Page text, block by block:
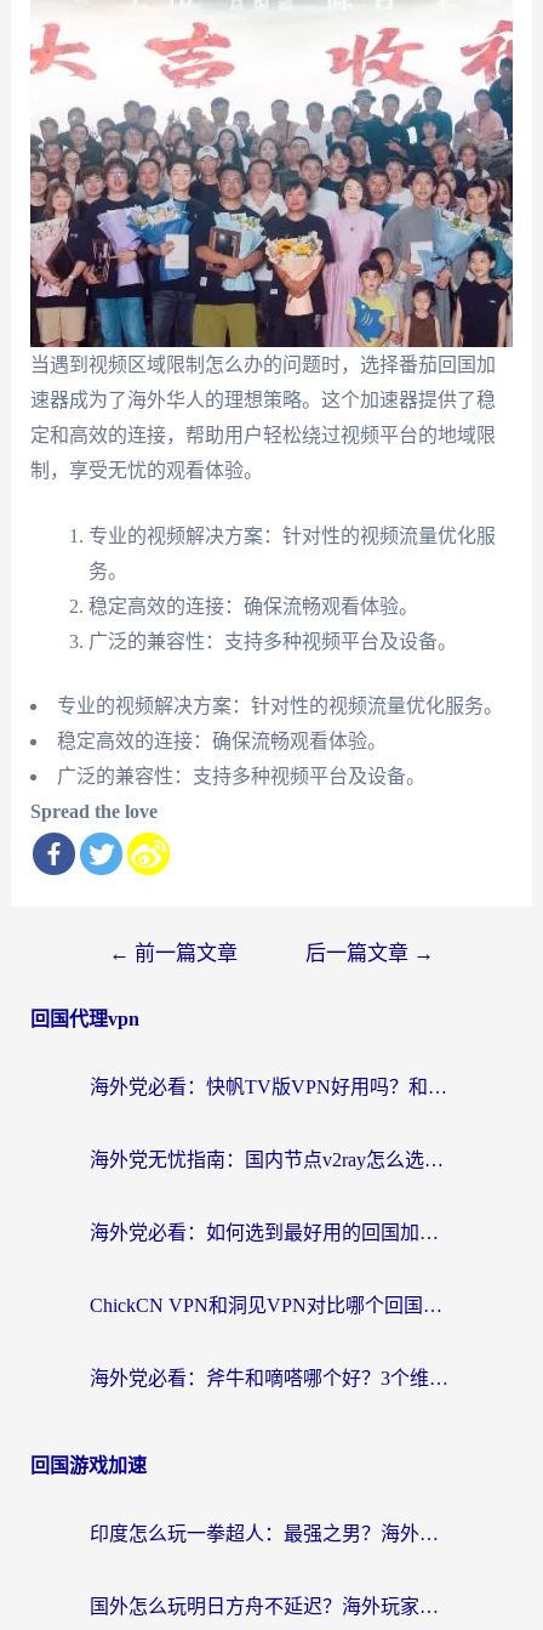
当遇到视频区域限制怎么办的问题时，选择番茄回国加
速器成为了海外华人的理想策略。这个加速器提供了稳
定和高效的连接，帮助用户轻松绕过视频平台的地域限
制，享受无忧的观看体验。
专业的视频解决方案：针对性的视频流量优化服
务。
稳定高效的连接：确保流畅观看体验。
广泛的兼容性：支持多种视频平台及设备。
专业的视频解决方案：针对性的视频流量优化服务。
稳定高效的连接：确保流畅观看体验。
广泛的兼容性：支持多种视频平台及设备。
Spread the love
导
← 前一篇文章 后一篇文章 →
回国代理vpn
海外党必看：快帆TV版VPN好用吗？和快游VPN对比哪个回国效果更好？附实用避坑指南
海外党无忧指南：国内节点v2ray怎么选？一键回国VPN+多场景实测帮你避坑
海外党必看：如何选到最好用的回国加速器？从节点到售后的全维度指南
ChickCN VPN和洞见VPN对比哪个回国效果更好？海外党亲测3款加速器+避坑指南
海外党必看：斧牛和嘀嗒哪个好？3个维度教你选对回国加速器
回国游戏加速
印度怎么玩一拳超人：最强之男？海外党国服游戏加速避坑指南
国外怎么玩明日方舟不延迟？海外玩家国服游戏加速终极指南（附DNF梦幻诛仙解决方案）